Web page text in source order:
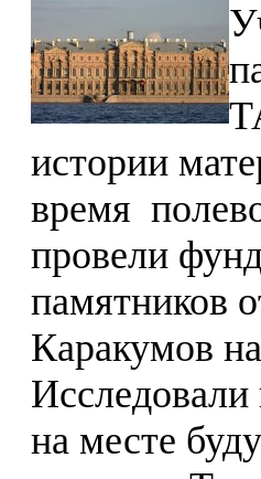
истории
время
провели
памятников
Каракумов
на месте